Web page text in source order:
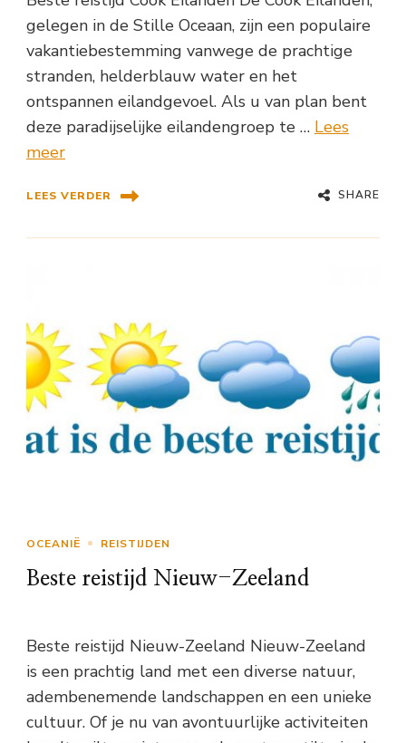
gelegen in de Stille Oceaan, zijn een populaire
vakantiebestemming vanwege de prachtige
stranden, helderblauw water en het
ontspannen eilandgevoel. Als u van plan bent
deze paradijselijke eilandengroep te … Lees
meer
LEES VERDER SHARE
OCEANIË REISTIJDEN
Beste reistijd Nieuw-Zeeland
Beste reistijd Nieuw-Zeeland Nieuw-Zeeland
is een prachtig land met een diverse natuur,
adembenemende landschappen en een unieke
cultuur. Of je nu van avontuurlijke activiteiten